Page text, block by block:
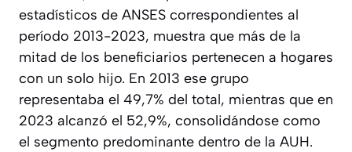
estadísticos de ANSES correspondientes al
período 2013-2023, muestra que más de la
mitad de los beneficiarios pertenecen a hogares
con un solo hijo. En 2013 ese grupo
representaba el 49,7% del total, mientras que en
2023 alcanzó el 52,9%, consolidándose como
el segmento predominante dentro de la AUH.